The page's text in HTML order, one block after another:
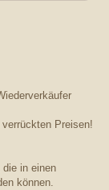
Preisen!
die in einen
können.